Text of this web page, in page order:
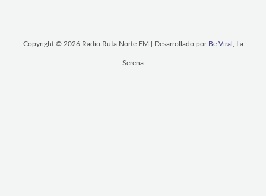
Copyright © 2026 Radio Ruta Norte FM | Desarrollado por Be Viral , La
Serena